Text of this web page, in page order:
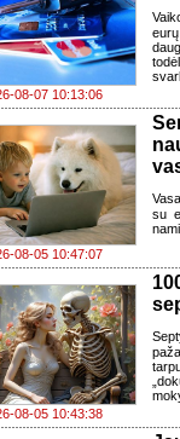
08-07 10:13:06
08-05 10:47:07
su
08-05 10:43:38